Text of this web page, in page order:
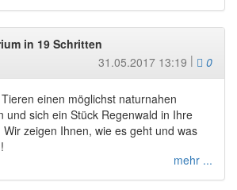
in 19 Schritten
31.05.2017 13:19 | 0
einen möglichst naturnahen
und sich ein Stück Regenwald in Ihre
zeigen Ihnen, wie es geht und was
mehr ...